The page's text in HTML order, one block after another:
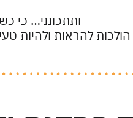
ותתכונני… כי
הולכות להראות ולהיות